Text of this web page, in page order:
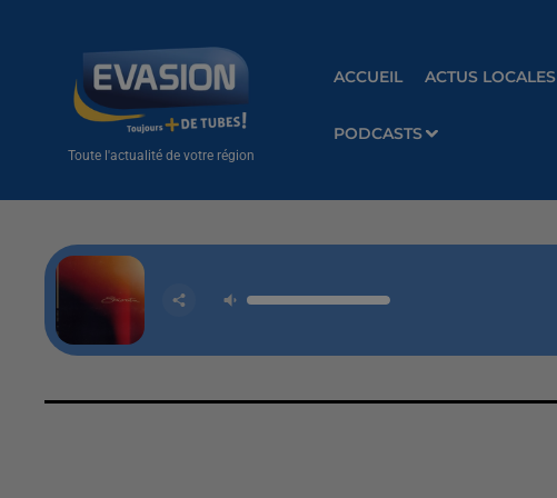
Toute l'actualité de votre région
ACCUEIL ACTUS LOCALES
PODCASTS